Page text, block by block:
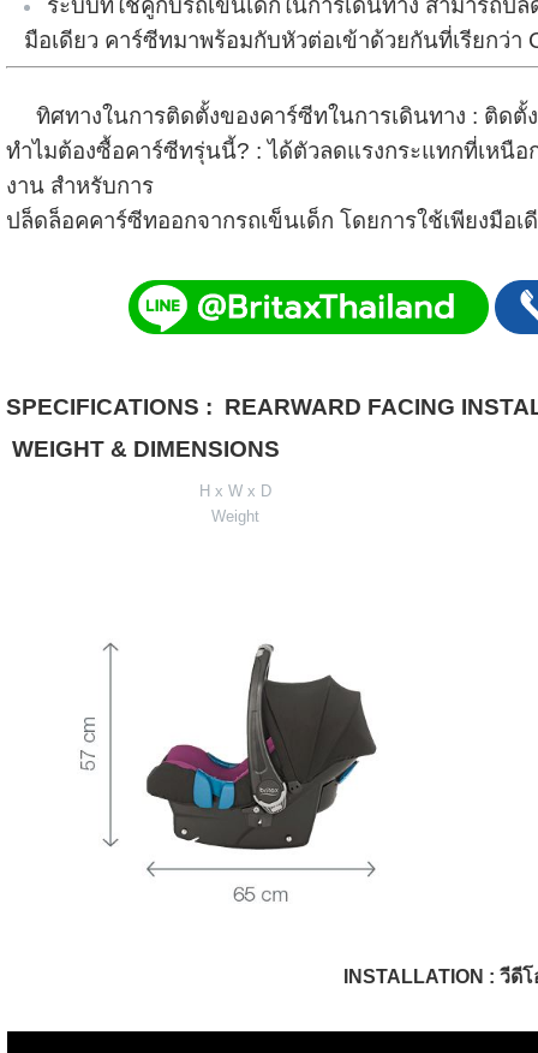
ระบบที่ใช้คู่กับรถเข็นเด็กในการเดินทาง สามารถป
มือเดียว คาร์ซีทมาพร้อมกับหัวต่อเข้าด้วยกันที่เรียกว่า
ทิศทางในการติดตั้งของคาร์ซีทในการเดินทาง : ติดตั้
ทำไมต้องซื้อคาร์ซีทรุ่นนี้? :ได้ตัวลดแรงกระแทกที่เหนือ
งาน สำหรับการ
ปล็ดล็อคคาร์ซีทออกจากรถเข็นเด็ก โดยการใช้เพียงมือเ
SPECIFICATIONS : REARWARD FACING
WEIGHT & DIMENSIONS
H x W x D
Weight
INSTALLATION : วีดี